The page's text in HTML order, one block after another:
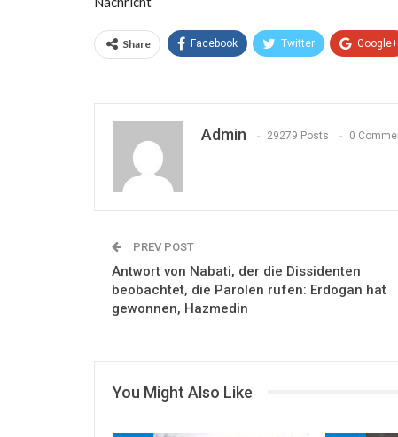
Share Facebook Twitter Google+
Admin 29279 Posts 0
PREV POST
Antwort von Nabati, der die Dissidenten
beobachtet, die Parolen rufen: Erdogan hat
gewonnen, Hazmedin
You Might Also Like